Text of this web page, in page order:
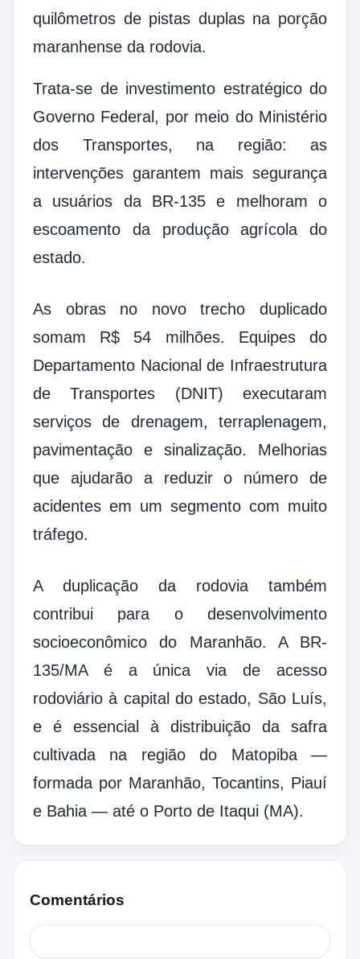
quilômetros de pistas duplas na porção
maranhense da rodovia.
Trata-se de investimento estratégico do
Governo Federal, por meio do Ministério
dos Transportes, na região: as
intervenções garantem mais segurança
a usuários da BR-135 e melhoram o
escoamento da produção agrícola do
estado.
As obras no novo trecho duplicado
somam R$ 54 milhões. Equipes do
Departamento Nacional de Infraestrutura
de Transportes (DNIT) executaram
serviços de drenagem, terraplenagem,
pavimentação e sinalização. Melhorias
que ajudarão a reduzir o número de
acidentes em um segmento com muito
tráfego.
A duplicação da rodovia também
contribui para o desenvolvimento
socioeconômico do Maranhão. A BR-
135/MA é a única via de acesso
rodoviário à capital do estado, São Luís,
e é essencial à distribuição da safra
cultivada na região do Matopiba —
formada por Maranhão, Tocantins, Piauí
e Bahia — até o Porto de Itaqui (MA).
Comentários